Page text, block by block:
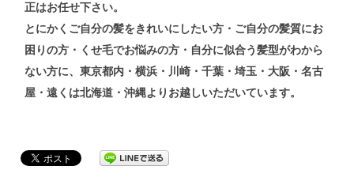
正はお任せ下さい。
とにかくご自分の髪をきれいにしたい方・ご自分の髪質にお
困りの方・くせ毛でお悩みの方・自分に似合う髪型がわから
ない方に、東京都内・横浜・川崎・千葉・埼玉・大阪・名古
屋・遠くは北海道・沖縄よりお越しいただいています。